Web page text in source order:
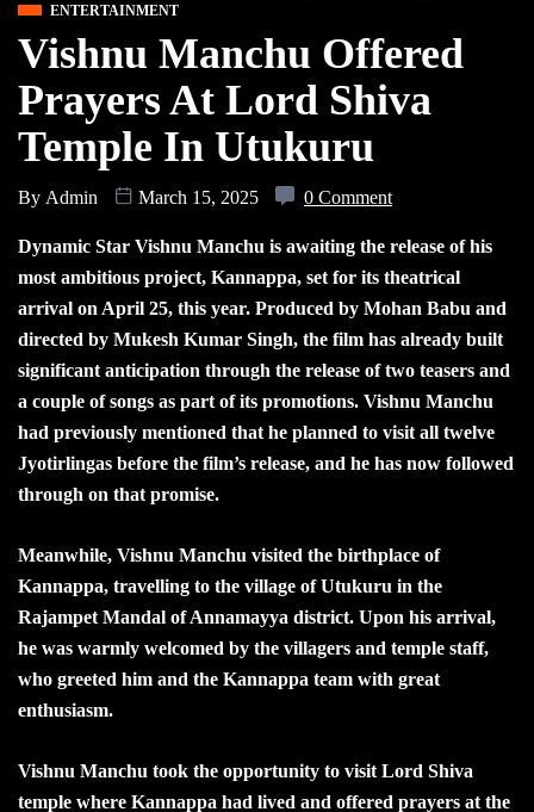
ENTERTAINMENT
Vishnu Manchu Offered
Prayers At Lord Shiva
Temple In Utukuru
By Admin March 15, 2025 0 Comment
Dynamic Star Vishnu Manchu is awaiting the release of his
most ambitious project, Kannappa, set for its theatrical
arrival on April 25, this year. Produced by Mohan Babu and
directed by Mukesh Kumar Singh, the film has already built
significant anticipation through the release of two teasers and
a couple of songs as part of its promotions. Vishnu Manchu
had previously mentioned that he planned to visit all twelve
Jyotirlingas before the film’s release, and he has now followed
through on that promise.
Meanwhile, Vishnu Manchu visited the birthplace of
Kannappa, travelling to the village of Utukuru in the
Rajampet Mandal of Annamayya district. Upon his arrival,
he was warmly welcomed by the villagers and temple staff,
who greeted him and the Kannappa team with great
enthusiasm.
Vishnu Manchu took the opportunity to visit Lord Shiva
temple where Kannappa had lived and offered prayers at the